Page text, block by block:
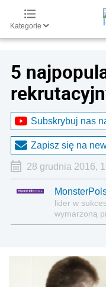
Kategorie
5
Subskrybuj nas
Zapisz się na
28 grudnia 2016,
lider w
wymarzoną